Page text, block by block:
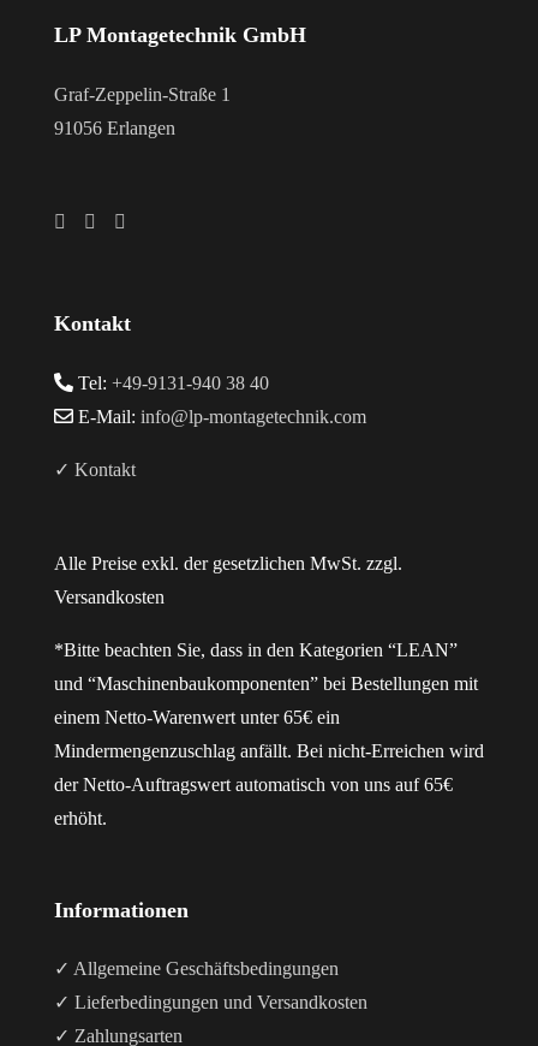
LP Montagetechnik GmbH
Graf-Zeppelin-Straße 1
91056 Erlangen
Kontakt
Tel: +49-9131-940 38 40
E-Mail: info@lp-montagetechnik.com
✓ Kontakt
Alle Preise exkl. der gesetzlichen MwSt. zzgl.
Versandkosten
*Bitte beachten Sie, dass in den Kategorien “LEAN”
und “Maschinenbaukomponenten” bei Bestellungen mit
einem Netto-Warenwert unter 65€ ein
Mindermengenzuschlag anfällt. Bei nicht-Erreichen wird
der Netto-Auftragswert automatisch von uns auf 65€
erhöht.
Informationen
✓ Allgemeine Geschäftsbedingungen
✓ Lieferbedingungen und Versandkosten
✓ Zahlungsarten